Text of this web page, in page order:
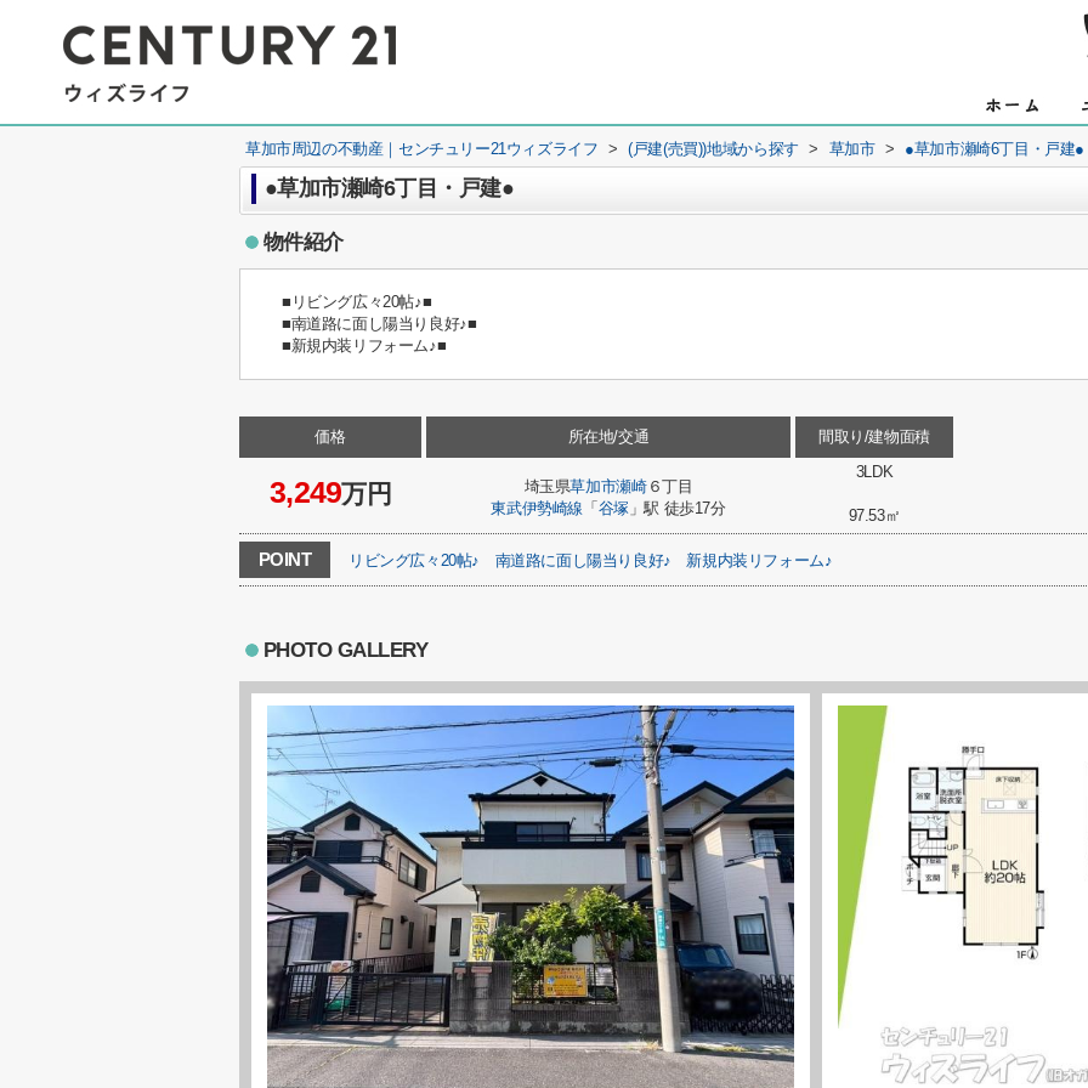
草加市周辺の不動産｜センチュリー21ウィズライフ > (戸建(売買))地域から探す > 草加市 > ●草加市瀬崎6丁目・戸建●
●草加市瀬崎6丁目・戸建●
物件紹介
■リビング広々20帖♪■
■南道路に面し陽当り良好♪■
■新規内装リフォーム♪■
価格
3,249万円
所在地/交通
埼玉県草加市瀬崎６丁目
東武伊勢崎線 「 谷塚」駅 徒歩17分
間取り/建物面積
3LDK
97.53㎡
POINT リビング広々20帖♪ 南道路に面し陽当り良好♪ 新規内装リフォーム♪
PHOTO GALLERY